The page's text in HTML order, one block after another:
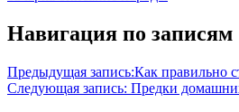
Навигация по записям
Предыдущая запись:Как правильно
Следующая запись: Предки